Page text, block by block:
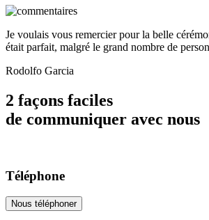
Je voulais vous remercier pour la belle
était parfait, malgré le grand nombre de
Rodolfo Garcia
2 façons faciles
de communiquer avec nous
Téléphone
Nous téléphoner